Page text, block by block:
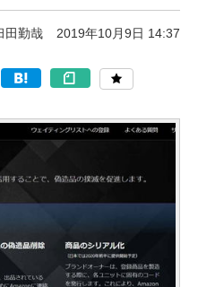
田勤哉 2019年10月9日 14:37